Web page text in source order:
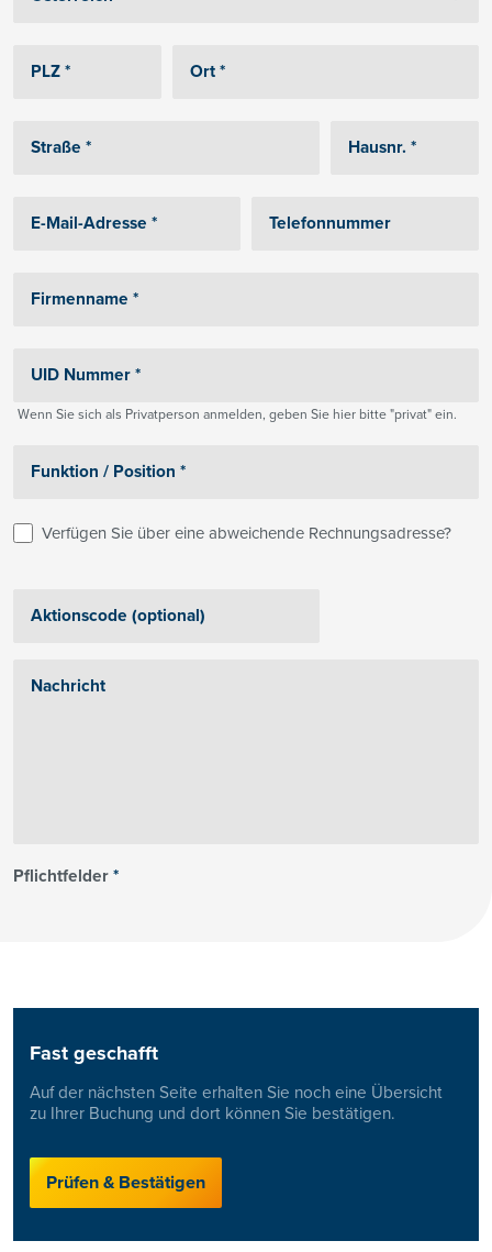
Wenn Sie sich als Privatperson anmelden, geben Sie hier bitte "privat" ein.
Verfügen Sie über eine abweichende Rechnungsadresse?
Pflichtfelder*
Fast geschafft
Auf der nächsten Seite erhalten Sie noch eine Übersicht
zu Ihrer Buchung und dort können Sie bestätigen.
Prüfen & Bestätigen